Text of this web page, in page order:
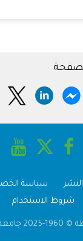
سياسة
شروط الاستخدام
سعود